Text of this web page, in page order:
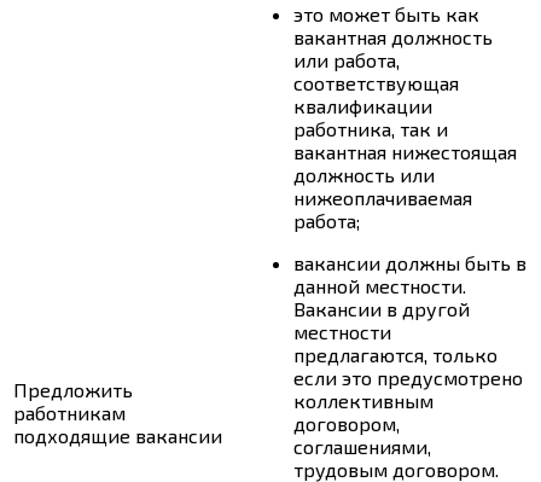
Предложить
работникам
подходящие вакансии
это может быть как
вакантная должность
или работа,
соответствующая
квалификации
работника, так и
вакантная нижестоящая
должность или
нижеоплачиваемая
работа;
вакансии должны быть в
данной местности.
Вакансии в другой
местности
предлагаются, только
если это предусмотрено
коллективным
договором,
соглашениями,
трудовым договором.